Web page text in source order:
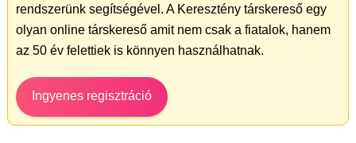
rendszerünk segítségével. A Keresztény társkereső egy
olyan online társkereső amit nem csak a fiatalok, hanem
az 50 év felettiek is könnyen használhatnak.
Ingyenes regisztráció